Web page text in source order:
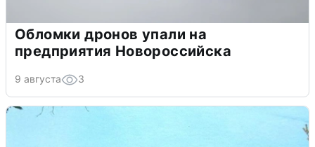
Обломки дронов упали на
предприятия Новороссийска
9 августа 3